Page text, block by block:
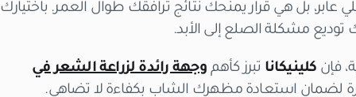
عابر، بل هي قرار يمنحك نتائج ترافقك طوال العمر. باختيارك
توديع مشكلة الصلع إلى الأبد.
فإن كلينيكانا تبرز كأهم وجهة رائدة لزراعة الشعر في
لضمان استعادة مظهرك الشاب بكفاءة لا تضاهى.